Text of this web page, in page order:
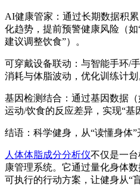
AI健康管家：通过长期数据积
化趋势，提前预警健康风险（如
建议调整饮食”）。
可穿戴设备联动：与智能手环/
消耗与体脂波动，优化训练计划
基因检测结合：通过基因数据
运动/饮食的反应差异，实现“基
结语：科学健身，从“读懂身体”
人体体脂成分分析仪不仅是一
康管理系统。它通过量化身体
可执行的行动方案，让健身从“